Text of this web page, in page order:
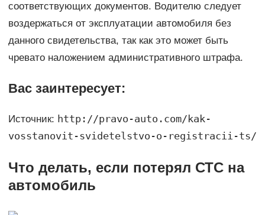
соответствующих документов. Водителю следует
воздержаться от эксплуатации автомобиля без
данного свидетельства, так как это может быть
чревато наложением административного штрафа.
Вас заинтересует:
Источник: http://pravo-auto.com/kak-
vosstanovit-svidetelstvo-o-registracii-ts/
Что делать, если потерял СТС на
автомобиль